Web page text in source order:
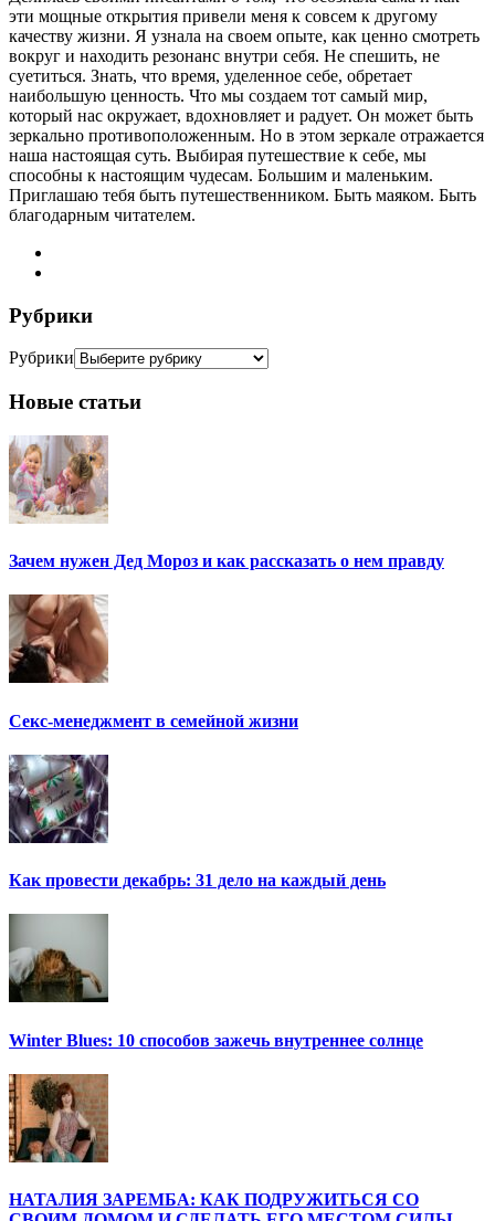
эти мощные открытия привели меня к совсем к другому
качеству жизни. Я узнала на своем опыте, как ценно смотреть
вокруг и находить резонанс внутри себя. Не спешить, не
суетиться. Знать, что время, уделенное себе, обретает
наибольшую ценность. Что мы создаем тот самый мир,
который нас окружает, вдохновляет и радует. Он может быть
зеркально противоположенным. Но в этом зеркале отражается
наша настоящая суть. Выбирая путешествие к себе, мы
способны к настоящим чудесам. Большим и маленьким.
Приглашаю тебя быть путешественником. Быть маяком. Быть
благодарным читателем.
Рубрики
Рубрики
Новые статьи
Зачем нужен Дед Мороз и как рассказать о нем правду
Секс-менеджмент в семейной жизни
Как провести декабрь: 31 дело на каждый день
Winter Blues: 10 способов зажечь внутреннее солнце
НАТАЛИЯ ЗАРЕМБА: КАК ПОДРУЖИТЬСЯ СО